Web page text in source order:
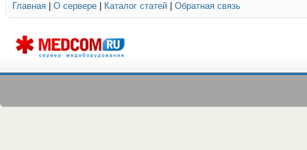
Главная О сервере Каталог статей Обратная связь